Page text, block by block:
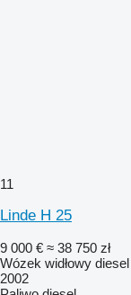
11
Linde H 25
9 000 € ≈ 38 750 zł
Wózek widłowy diesel
2002